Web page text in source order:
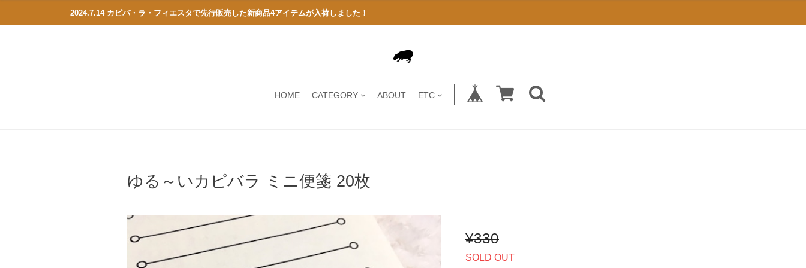
2024.7.14 カピバ・ラ・フィエスタで先行販売した新商品4アイテムが入荷しました！
HOME CATEGORY ABOUT ETC
ゆる～いカピバラ ミニ便箋 20枚
¥330
SOLD OUT